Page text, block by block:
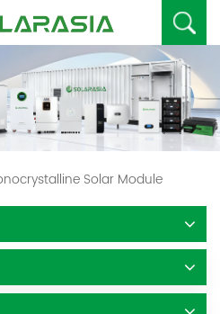
Solar Module